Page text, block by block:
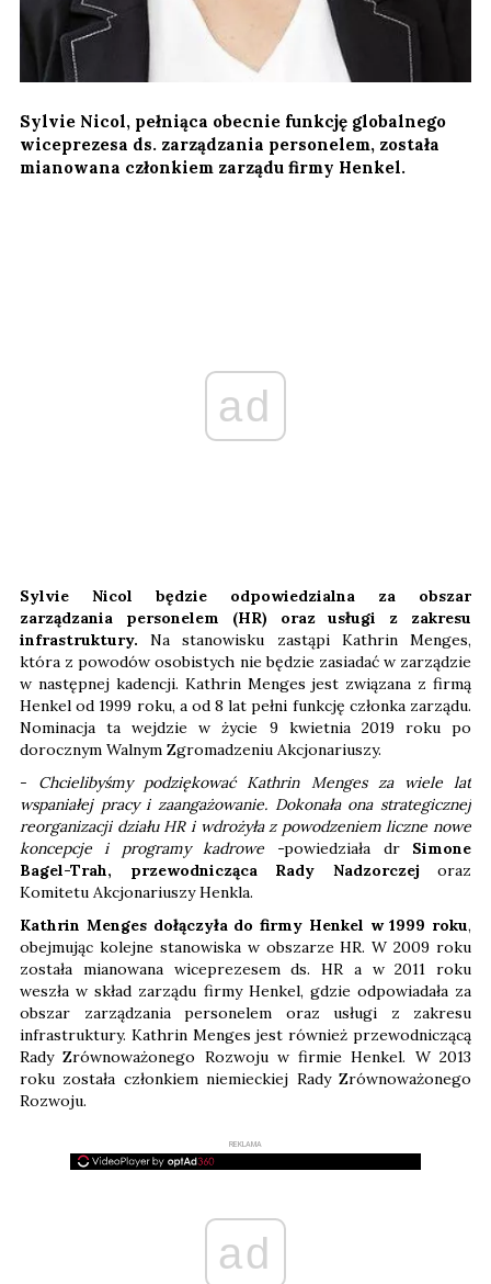
Sylvie Nicol, pełniąca obecnie funkcję globalnego
wiceprezesa ds. zarządzania personelem, została
mianowana członkiem zarządu firmy Henkel.
ad
Sylvie Nicol będzie odpowiedzialna za obszar
zarządzania personelem (HR) oraz usługi z zakresu
infrastruktury.Na stanowisku zastąpi Kathrin Menges,
która z powodów osobistych nie będzie zasiadać w zarządzie
w następnej kadencji. Kathrin Menges jest związana z firmą
Henkel od 1999 roku, a od 8 lat pełni funkcję członka zarządu.
Nominacja ta wejdzie w życie 9 kwietnia 2019 roku po
dorocznym Walnym Zgromadzeniu Akcjonariuszy.
- Chcielibyśmy podziękować Kathrin Menges za wiele lat
wspaniałej pracy i zaangażowanie. Dokonała ona strategicznej
reorganizacji działu HR i wdrożyła z powodzeniem liczne nowe
koncepcje i programy kadrowe -powiedziała drSimone
Bagel-Trah, przewodnicząca Rady Nadzorczej oraz
Komitetu Akcjonariuszy Henkla.
Kathrin Menges dołączyła do firmy Henkel w 1999 roku,
obejmując kolejne stanowiska w obszarze HR. W 2009 roku
została mianowana wiceprezesem ds. HR a w 2011 roku
weszła w skład zarządu firmy Henkel, gdzie odpowiadała za
obszar zarządzania personelem oraz usługi z zakresu
infrastruktury. Kathrin Menges jest również przewodniczącą
Rady Zrównoważonego Rozwoju w firmie Henkel. W 2013
roku została członkiem niemieckiej Rady Zrównoważonego
Rozwoju.
REKLAMA
ad